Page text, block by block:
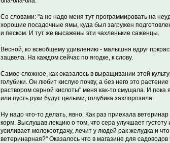
Со словами: "а не надо меня тут программировать на
хорошие посадочные ямы, куда был загружен
и песком. И тут же высажены эти чахленькие саженцы.
Весной, ко всеобщему удивлению - малышня вдруг
зацвела. На каждом сейчас по ягодке, к слову.
Самое сложное, как оказалось в выращивании этой
голубики. Он любит кислую почву, а без него это
раствором серной кислоты" меня как-то смущала. И пока
или пусть руки будут целыми, голубика захлорозила.
Ну надо что-то делать, явно. Как раз приехала
корм. Выслушав лекцию о том, что сера улучшает
усиливает молокоотдачу, лечит у людей рак желудка и
ветеринарная?" Оказалось что в магазине для